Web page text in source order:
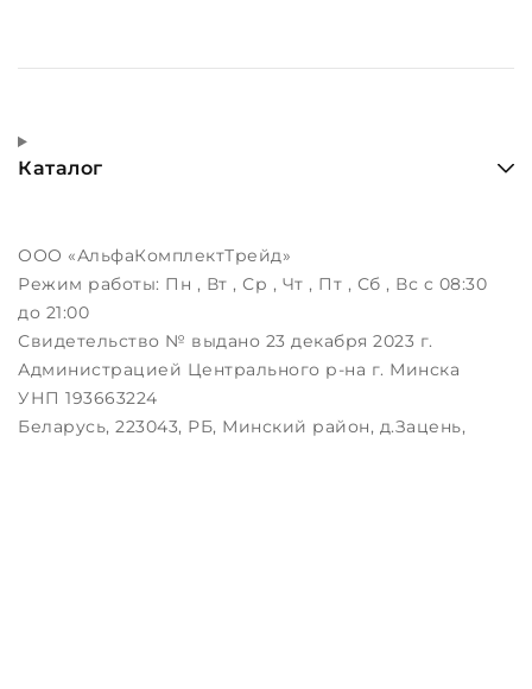
Каталог
ООО «АльфаКомплектТрейд»
Режим работы: Пн , Вт , Ср , Чт , Пт , Сб , Вс c 08:30
до 21:00
Свидетельство № выдано 23 декабря 2023 г.
Администрацией Центрального р-на г. Минска
УНП 193663224
Беларусь, 223043, РБ, Минский район, д.Зацень,